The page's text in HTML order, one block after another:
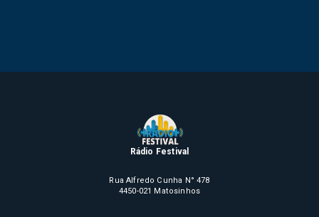
Rádio Festival
Rua Alfredo Cunha N° 478
4450-021 Matosinhos